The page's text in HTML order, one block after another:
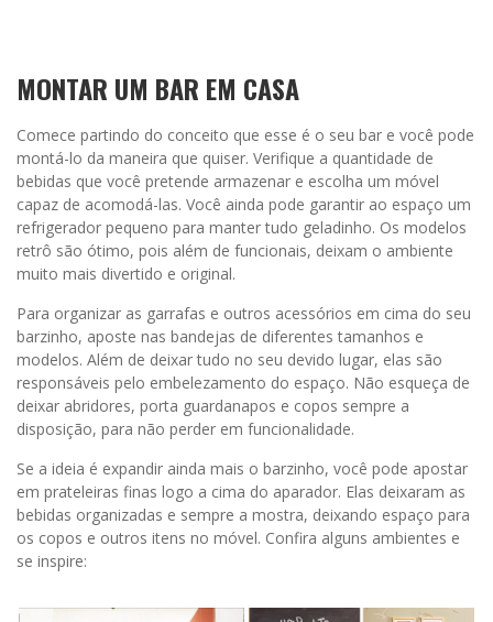
MONTAR UM BAR EM CASA
Comece partindo do conceito que esse é o seu bar e você pode
montá-lo da maneira que quiser. Verifique a quantidade de
bebidas que você pretende armazenar e escolha um móvel
capaz de acomodá-las. Você ainda pode garantir ao espaço um
refrigerador pequeno para manter tudo geladinho. Os modelos
retrô são ótimo, pois além de funcionais, deixam o ambiente
muito mais divertido e original.
Para organizar as garrafas e outros acessórios em cima do seu
barzinho, aposte nas bandejas de diferentes tamanhos e
modelos. Além de deixar tudo no seu devido lugar, elas são
responsáveis pelo embelezamento do espaço. Não esqueça de
deixar abridores, porta guardanapos e copos sempre a
disposição, para não perder em funcionalidade.
Se a ideia é expandir ainda mais o barzinho, você pode apostar
em prateleiras finas logo a cima do aparador. Elas deixaram as
bebidas organizadas e sempre a mostra, deixando espaço para
os copos e outros itens no móvel. Confira alguns ambientes e
se inspire: